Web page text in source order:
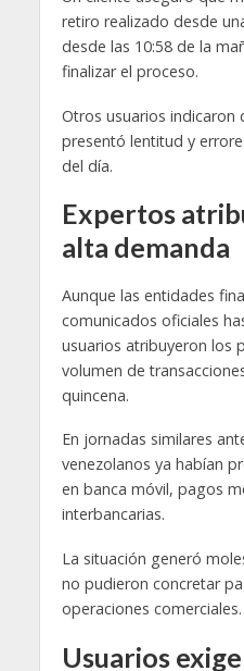
retiro realizado desde
desde las 10:58 de la
finalizar el proceso.
Otros usuarios indicaron
presentó lentitud y
del día.
Expertos
alta demanda
Aunque las entidades
comunicados oficiales
usuarios atribuyeron los
volumen de
quincena.
En jornadas similares
venezolanos ya habían
en banca móvil, pagos
interbancarias.
La situación generó
no pudieron concretar
operaciones comerciales.
Usuarios